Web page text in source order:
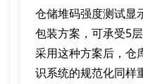
仓储堆码强度测试显
包装方案，可承受5
采用这种方案后，仓
识系统的规范化同样